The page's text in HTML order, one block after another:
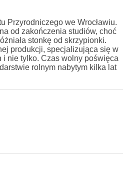
Przyrodniczego we Wrocławiu.
od zakończenia studiów, choć
stonkę od skrzypionki.
produkcji, specjalizująca się w
nie tylko. Czas wolny poświęca
rolnym nabytym kilka lat